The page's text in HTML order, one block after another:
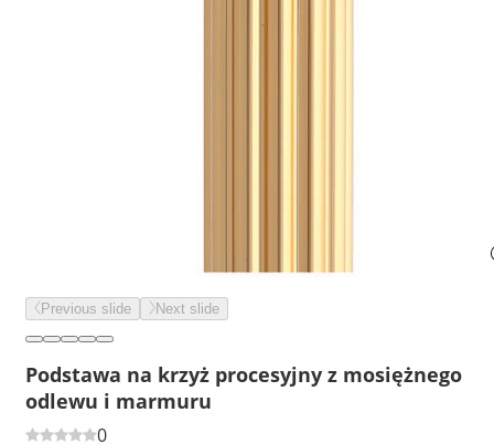
Previous slide Next slide
Podstawa na krzyż procesyjny z mosiężnego
odlewu i marmuru
0